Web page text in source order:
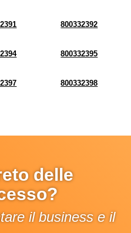
800332392
800332395
800332398
delle
il business e il